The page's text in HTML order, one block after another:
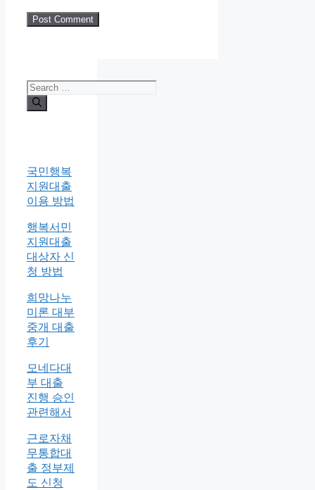
Search
for:
국민행복
지원대출
이용 방법
행복서민
지원대출
대상자 신
청 방법
희망나누
미론 대부
중개 대출
후기
모네다대
부 대출
진행 승인
관련해서
근로자채
무통합대
출 정부제
도 신청